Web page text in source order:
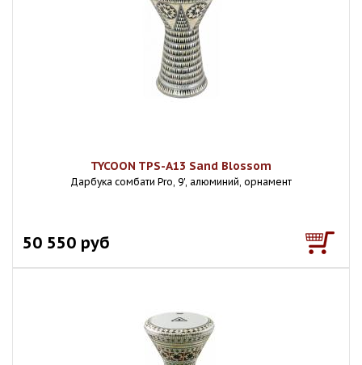
TYCOON TPS-A13 Sand Blossom
Дарбука сомбати Pro, 9', алюминий, орнамент
50 550 руб